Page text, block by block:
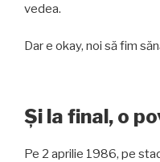
vedea.
Dar e okay, noi să fim
Și la final, o
Pe 2 aprilie 1986, pe